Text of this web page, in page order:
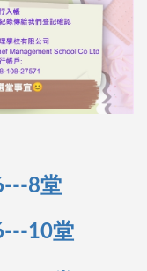
8堂
10堂